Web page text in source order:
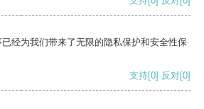
经为我们带来了无限的隐私保护和安全性保
支持[0] 反对[0]